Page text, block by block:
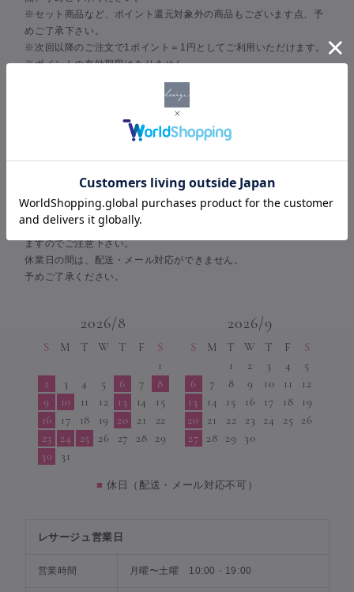
※セット商品など、ポイント還元対象外の商品もございます点、予
めご了承下さい。
※次回以降のご注文で1ポイント＝1円としてご利用いただけます。
※ポイントの有効期限はありません。
※Amazon Pay・楽天ペイご決済の場合、ポイント付与は対象外と
※Amazon Pay・楽天ペイ仕様上、ご決済ページ内に「加算ポイン
ト」の表記がなされますが、実際には付与されません点、何卒予め
BUSINESS DAY
営業日について
年末年始・お盆・GWなど、通常の営業日とは異なる場合がござい
ますのでご注意下さい。
休業日の間は、配送・メール対応ができません。
予めご了承ください。
2026/8
S M T W T F
S
1
2
3 4 5 6 7
8
9
10 11 12 13 14
15
16
17 18 19 20 21
22
23
24 25 26 27 28
29
30
31
2026/9
S M T W T F
S
1
2 3 4
5
6
7 8 9 10 11
12
13
14 15 16 17 18
19
20
21 22 23 24 25
26
27
28 29 30
■ 休日（配送・メール対応不可）
レサージュ営業日
営業時間 月曜〜土曜 10:00 - 19:00